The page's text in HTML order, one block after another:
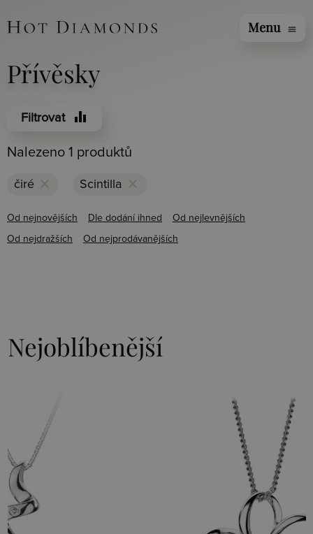
Menu menu
Přívěsky
Filtrovat equalizer
Nalezeno 1 produktů
čiré clear Scintilla clear
Od nejnovějších Dle dodání ihned Od nejlevnějších
Od nejdražších Od nejprodávanějších
Nejoblíbenější